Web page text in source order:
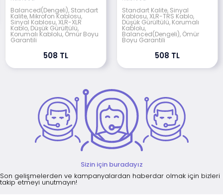
Balanced(Dengeli), Standart
Kalite, Mikrofon Kablosu,
Sinyal Kablosu, XLR-XLR
Kablo, Düşük Gürültülü,
Korumalı Kablolu, Ömür Boyu
Garantili
508 TL
Standart Kalite, Sinyal
Kablosu, XLR-TRS Kablo,
Düşük Gürültülü, Korumalı
Kablolu,
Balanced(Dengeli), Ömür
Boyu Garantili
508 TL
Sizin için buradayız
Son gelişmelerden ve kampanyalardan haberdar olmak için bizleri
takip etmeyi unutmayın!